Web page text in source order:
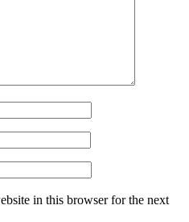
in this browser for the next